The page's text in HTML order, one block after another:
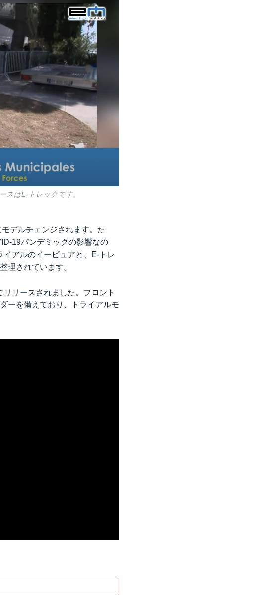
スはE-トレックです。
デルチェンジされます。た
19パンデミックの影響なの
アルのイーピュアと、E-トレ
理されています。
リースされました。フロント
ーを備えており、トライアルモ